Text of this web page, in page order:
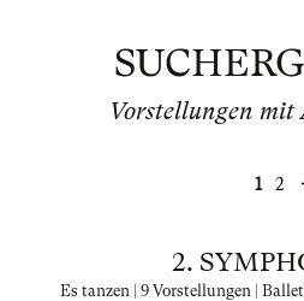
Vorstellungen mit
1 2
2.
Es tanzen | 9 Vorstellungen |